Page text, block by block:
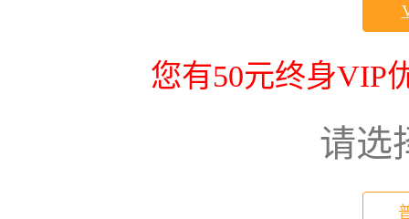
您有50元终身VIP
请选